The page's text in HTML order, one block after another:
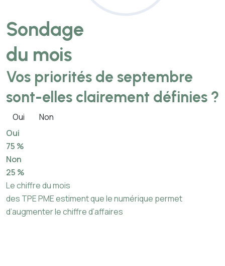
Sondage
du mois
Vos priorités de septembre
sont-elles clairement définies ?
Oui
Non
Oui
75 %
Non
25 %
Le chiffre du mois
des TPE PME estiment que le numérique permet
d’augmenter le chiffre d’affaires